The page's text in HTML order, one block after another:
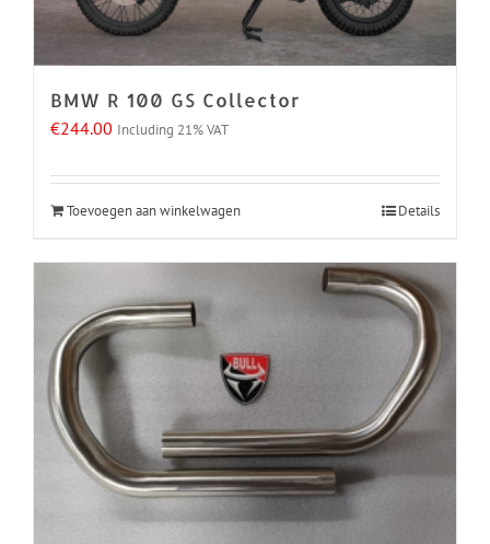
BMW R 100 GS Collector
€244.00 Including 21% VAT
Toevoegen aan winkelwagen Details